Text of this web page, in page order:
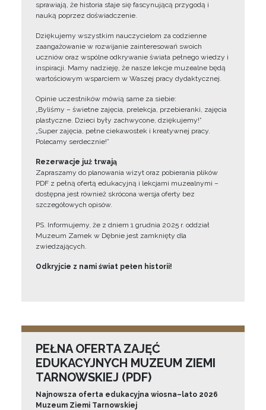
sprawiają, że historia staje się fascynującą przygodą i
nauką poprzez doświadczenie.
Dziękujemy wszystkim nauczycielom za codzienne
zaangażowanie w rozwijanie zainteresowań swoich
uczniów oraz wspólne odkrywanie świata pełnego wiedzy i
inspiracji. Mamy nadzieję, że nasze lekcje muzealne będą
wartościowym wsparciem w Waszej pracy dydaktycznej.
Opinie uczestników mówią same za siebie:
„Byliśmy – świetne zajęcia, prelekcja, przebieranki, zajęcia
plastyczne. Dzieci były zachwycone, dziękujemy!”
„Super zajęcia, pełne ciekawostek i kreatywnej pracy.
Polecamy serdecznie!”
Rezerwacje już trwają
Zapraszamy do planowania wizyt oraz pobierania plików
PDF z pełną ofertą edukacyjną i lekcjami muzealnymi –
dostępna jest również skrócona wersja oferty bez
szczegółowych opisów.
PS. Informujemy, że z dniem 1 grudnia 2025 r. oddział
Muzeum Zamek w Dębnie jest zamknięty dla
zwiedzających.
Odkryjcie z nami świat pełen historii!
PEŁNA OFERTA ZAJĘĆ
EDUKACYJNYCH MUZEUM ZIEMI
TARNOWSKIEJ (PDF)
Najnowsza oferta edukacyjna wiosna–lato 2026
Muzeum Ziemi Tarnowskiej